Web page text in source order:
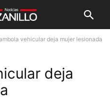
vehicular deja mujer lesionada
deja